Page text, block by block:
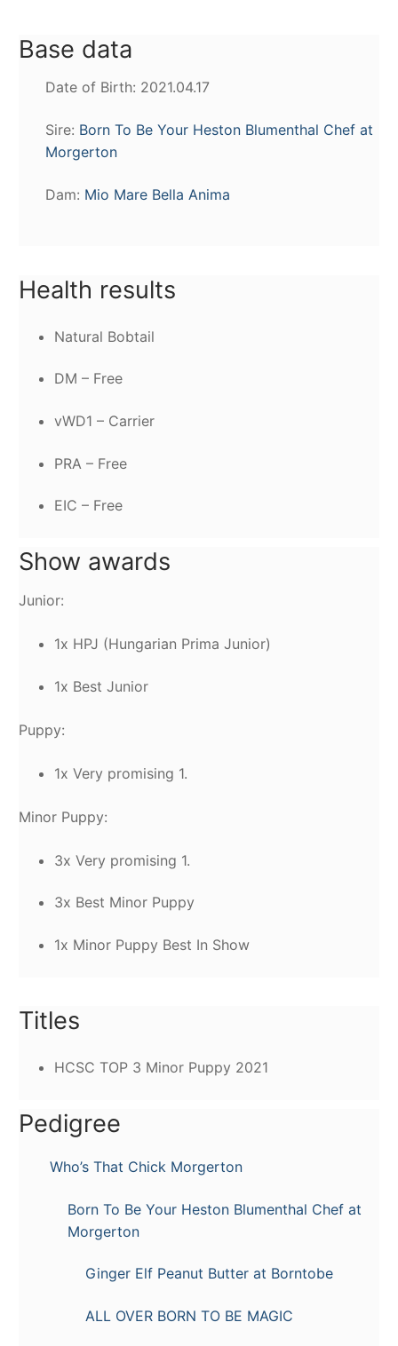
Base data
Date of Birth: 2021.04.17
Sire: Born To Be Your Heston Blumenthal Chef at
Morgerton
Dam: Mio Mare Bella Anima
Health results
Natural Bobtail
DM – Free
vWD1 – Carrier
PRA – Free
EIC – Free
Show awards
Junior:
1x HPJ (Hungarian Prima Junior)
1x Best Junior
Puppy:
1x Very promising 1.
Minor Puppy:
3x Very promising 1.
3x Best Minor Puppy
1x Minor Puppy Best In Show
Titles
HCSC TOP 3 Minor Puppy 2021
Pedigree
Who’s That Chick Morgerton
Born To Be Your Heston Blumenthal Chef at
Morgerton
Ginger Elf Peanut Butter at Borntobe
ALL OVER BORN TO BE MAGIC